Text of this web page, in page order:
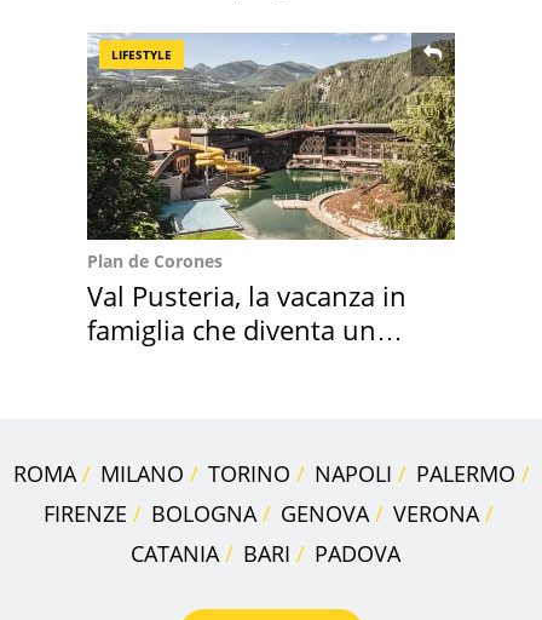
LIFESTYLE
Plan de Corones
Val Pusteria, la vacanza in
famiglia che diventa un
ROMA MILANO TORINO NAPOLI
PALERMO
FIRENZE
BOLOGNA GENOVA
VERONA
CATANIA
BARI PADOVA